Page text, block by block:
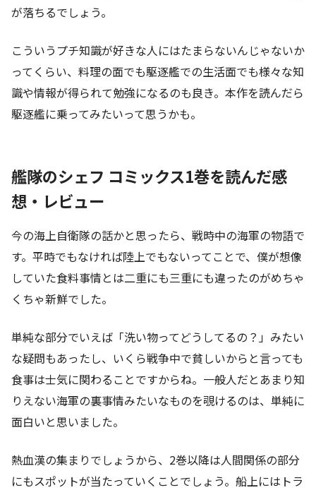
が落ちるでしょう。
こういうプチ知識が好きな人にはたまらないんじゃないか
ってくらい、料理の面でも駆逐艦での生活面でも様々な知
識や情報が得られて勉強になるのも良き。本作を読んだら
駆逐艦に乗ってみたいって思うかも。
艦隊のシェフ コミックス1巻を読んだ感
想・レビュー
今の海上自衛隊の話かと思ったら、戦時中の海軍の物語で
す。平時でもなければ陸上でもないってことで、僕が想像
していた食料事情とは二重にも三重にも違ったのがめちゃ
くちゃ新鮮でした。
単純な部分でいえば「洗い物ってどうしてるの？」みたい
な疑問もあったし、いくら戦争中で貧しいからと言っても
食事は士気に関わることですからね。一般人だとあまり知
りえない海軍の裏事情みたいなものを覗けるのは、単純に
面白いと思いました。
熱血漢の集まりでしょうから、2巻以降は人間関係の部分
にもスポットが当たっていくことでしょう。船上にはトラ